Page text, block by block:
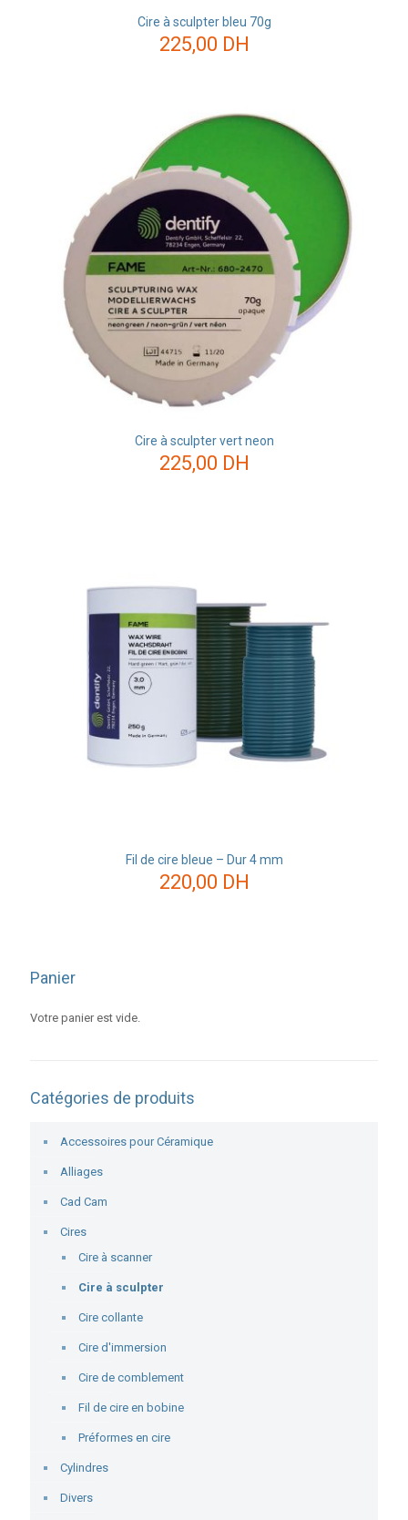
Cire à sculpter bleu 70g
225,00 DH
Cire à sculpter vert neon
225,00 DH
Fil de cire bleue – Dur 4 mm
220,00 DH
Panier
Votre panier est vide.
Catégories de produits
Accessoires pour Céramique
Alliages
Cad Cam
Cires
Cire à scanner
Cire à sculpter
Cire collante
Cire d'immersion
Cire de comblement
Fil de cire en bobine
Préformes en cire
Cylindres
Divers